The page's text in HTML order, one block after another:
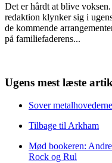
Det er hårdt at blive
redaktion klynker sig i
de kommende
på familiefaderens...
Ugens mest læste
Sover
Tilbage til Arkham
Mød bookeren:
Rock og Rul